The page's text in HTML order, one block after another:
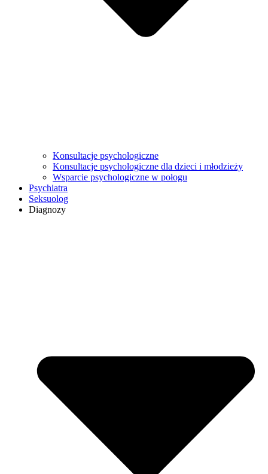
Konsultacje psychologiczne
Konsultacje psychologiczne dla dzieci i młodzieży
Wsparcie psychologiczne w połogu
Psychiatra
Seksuolog
Diagnozy